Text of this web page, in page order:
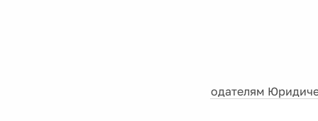
Рекламодателям